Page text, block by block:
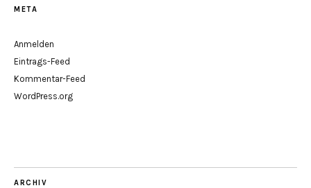
META
Anmelden
Eintrags-Feed
Kommentar-Feed
WordPress.org
ARCHIV